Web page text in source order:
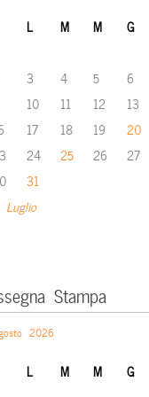
L M M G
Luglio
3 4 5 6
10 11 12 13
17 18 19 20
24 25 26 27
31
Stampa
2026
L M M G